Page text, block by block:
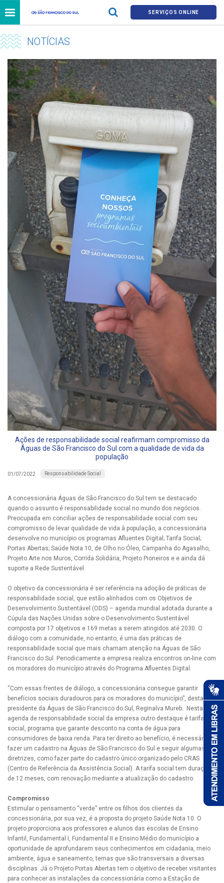
SERVIÇOS ONLINE
NOTÍCIAS
Ações de responsabilidade social reafirmam compromisso da
Águas de São Francisco do Sul com a qualidade de vida da
população
01/07/2022 Responsabilidade Social
A concessionária Águas de São Francisco do Sul tem se destacado
quando o assunto é responsabilidade social no mundo dos negócios.
Preocupada em conciliar ações de responsabilidade social com seu
compromisso de levar qualidade de vida à população, a concessionária
desenvolve no município os programas Afluentes Digital; Tarifa Social;
Portas Abertas; Saúde Nota 10, de Olho no Óleo, Campanha do Agasalho,
Projeto Arte nos Muros, Corrida Solidária, Projeto Pioneiros e e ainda dá
suporte a Rede Sustentável.
O objetivo da concessionária é ser referência na adoção de práticas de
responsabilidade social, que estão alinhados com os Objetivos de
Desenvolvimento Sustentável (ODS) – agenda mundial adotada durante a
Cúpula das Nações Unidas sobre o Desenvolvimento Sustentável
composta por 17 objetivos e 169 metas a serem atingidos até 2030. O
diálogo com a comunidade, no entanto, é uma das práticas de
responsabilidade social que mais chamam atenção na Águas de São
Francisco do Sul. Periodicamente a empresa realiza encontros on-line com
os moradores do município através do Programa Afluentes Digital.
“Com essas frentes de diálogo, a concessionária consegue garantir
benefícios sociais duradouros para os moradores do município”, destaca a
presidente da Águas de São Francisco do Sul, Reginalva Mureb. Nesta
agenda de responsabilidade social da empresa outro destaque é tarifa
social, programa que garante desconto na conta de água para
consumidores de baixa renda. Para ter direito ao benefício, é necessário
fazer um cadastro na Águas de São Francisco do Sul e seguir algumas
diretrizes, como fazer parte do cadastro único organizado pelo CRAS
(Centro de Referência da Assistência Social). A tarifa social tem duração
de 12 meses, com renovação mediante a atualização do cadastro.
Compromisso
Estimular o pensamento “verde” entre os filhos dos clientes da
concessionária, por sua vez, é a proposta do projeto Saúde Nota 10. O
projeto proporciona aos professores e alunos das escolas de Ensino
Infantil, Fundamental I, Fundamental II e Ensino Médio do município a
oportunidade de aprofundarem seus conhecimentos em cidadania, meio
ambiente, água e saneamento, temas que são transversais a diversas
disciplinas. Já o Projeto Portas Abertas tem o objetivo de receber visitantes
para conhecer as instalações da concessionária como a Estação de